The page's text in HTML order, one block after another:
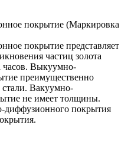
покрытие (Маркировка
покрытие представляет
частиц золота
часов. Выкуумно-
преимущественно
стали. Вакуумно-
не имеет толщины.
диффузионного покрытия